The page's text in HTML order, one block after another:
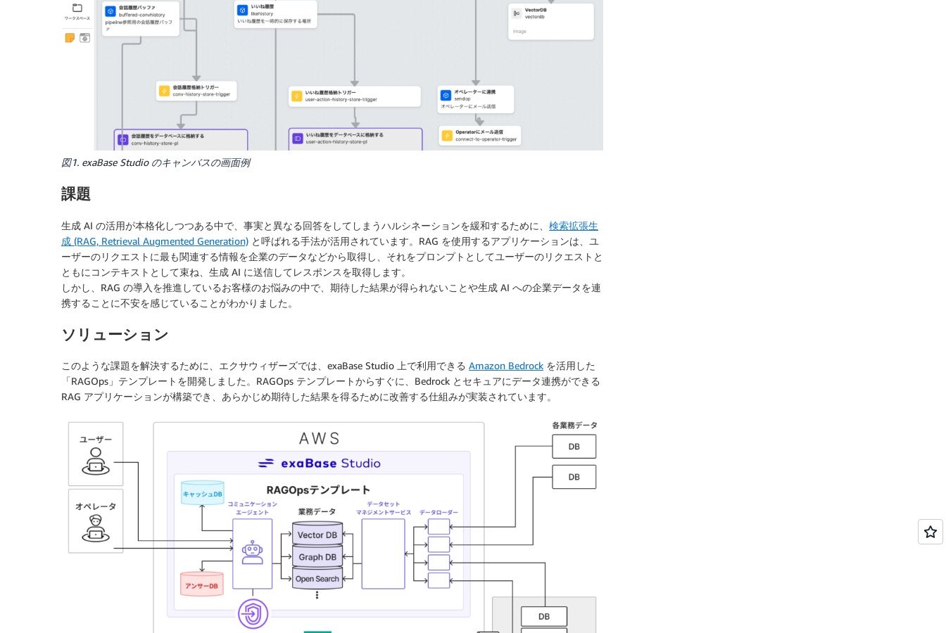
図1. exaBase Studio のキャンバスの画面例
課題
生成 AI の活用が本格化しつつある中で、事実と異なる回答をしてしまうハルシネーションを緩和するために、 検索拡張生
成 (RAG, Retrieval Augmented Generation) と呼ばれる手法が活用されています。RAG を使用するアプリケーションは、ユ
ーザーのリクエストに最も関連する情報を企業のデータなどから取得し、それをプロンプトとしてユーザーのリクエストと
ともにコンテキストとして束ね、生成 AI に送信してレスポンスを取得します。
しかし、RAG の導入を推進しているお客様のお悩みの中で、期待した結果が得られないことや生成 AI への企業データを連
携することに不安を感じていることがわかりました。
ソリューション
このような課題を解決するために、エクサウィザーズでは、exaBase Studio 上で利用できる Amazon Bedrock を活用した
「RAGOps」テンプレートを開発しました。RAGOps テンプレートからすぐに、Bedrock とセキュアにデータ連携ができる
RAG アプリケーションが構築でき、あらかじめ期待した結果を得るために改善する仕組みが実装されています。